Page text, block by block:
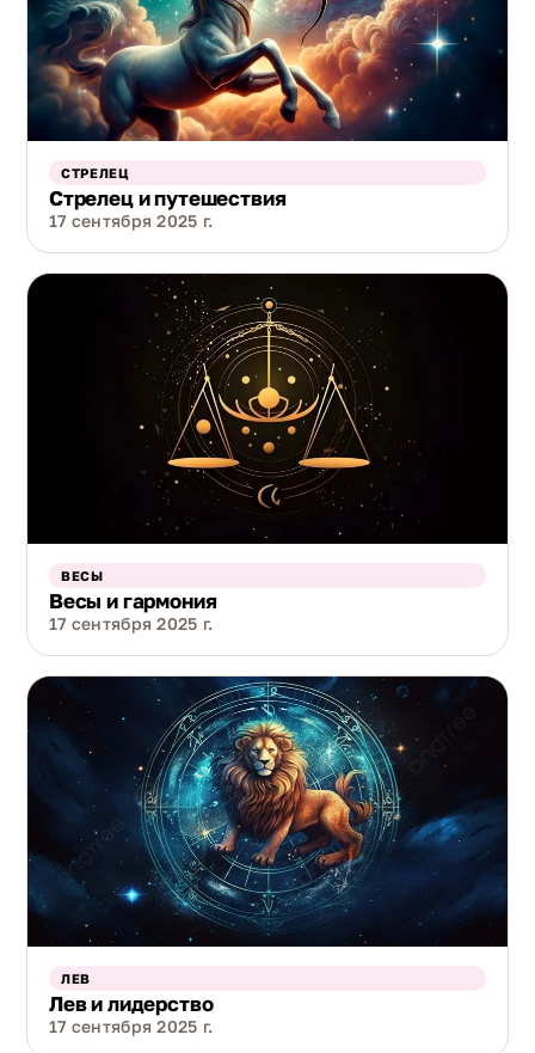
СТРЕЛЕЦ
Стрелец и путешествия
17 сентября 2025 г.
ВЕСЫ
Весы и гармония
17 сентября 2025 г.
ЛЕВ
Лев и лидерство
17 сентября 2025 г.